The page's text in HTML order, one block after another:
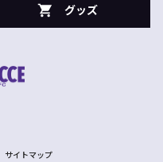
グッズ
サイトマップ